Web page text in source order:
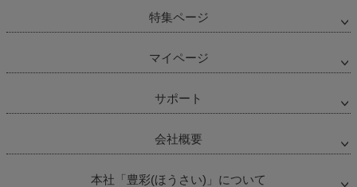
特集ページ
マイページ
サポート
会社概要
本社「豊彩(ほうさい)」について